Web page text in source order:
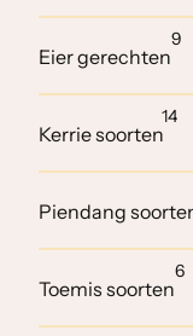
Eier gerechten
9
Kerrie soorten
14
Piendang
Toemis soorten
6